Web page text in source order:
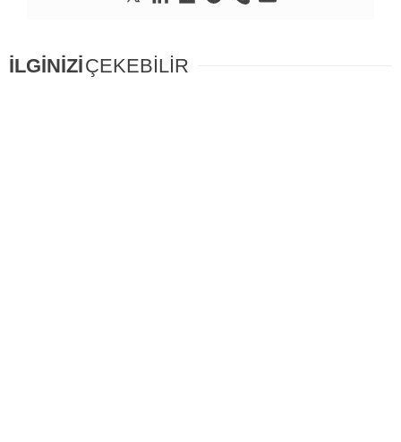
İLGİNİZİÇEKEBİLİR